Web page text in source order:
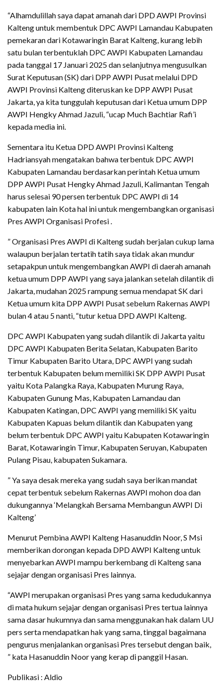
“Alhamdulillah saya dapat amanah dari DPD AWPI Provinsi
Kalteng untuk membentuk DPC AWPI Lamandau Kabupaten
pemekaran dari Kotawaringin Barat Kalteng, kurang lebih
satu bulan terbentuklah DPC AWPI Kabupaten Lamandau
pada tanggal 17 Januari 2025 dan selanjutnya mengusulkan
Surat Keputusan (SK) dari DPP AWPI Pusat melalui DPD
AWPI Provinsi Kalteng diteruskan ke DPP AWPI Pusat
Jakarta, ya kita tunggulah keputusan dari Ketua umum DPP
AWPI Hengky Ahmad Jazuli, “ucap Much Bachtiar Rafi’i
kepada media ini.
Sementara itu Ketua DPD AWPI Provinsi Kalteng
Hadriansyah mengatakan bahwa terbentuk DPC AWPI
Kabupaten Lamandau berdasarkan perintah Ketua umum
DPP AWPI Pusat Hengky Ahmad Jazuli, Kalimantan Tengah
harus selesai 90 persen terbentuk DPC AWPI di 14
kabupaten lain Kota hal ini untuk mengembangkan organisasi
Pres AWPI Organisasi Profesi .
” Organisasi Pres AWPI di Kalteng sudah berjalan cukup lama
walaupun berjalan tertatih tatih saya tidak akan mundur
setapakpun untuk mengembangkan AWPI di daerah amanah
ketua umum DPP AWPI yang saya jalankan setelah dilantik di
Jakarta, mudahan 2025 rampung semua mendapat SK dari
Ketua umum kita DPP AWPI Pusat sebelum Rakernas AWPI
bulan 4 atau 5 nanti, “tutur ketua DPD AWPI Kalteng.
DPC AWPI Kabupaten yang sudah dilantik di Jakarta yaitu
DPC AWPI Kabupaten Berita Selatan, Kabupaten Barito
Timur Kabupaten Barito Utara, DPC AWPI yang sudah
terbentuk Kabupaten belum memiliki SK DPP AWPI Pusat
yaitu Kota Palangka Raya, Kabupaten Murung Raya,
Kabupaten Gunung Mas, Kabupaten Lamandau dan
Kabupaten Katingan, DPC AWPI yang memiliki SK yaitu
Kabupaten Kapuas belum dilantik dan Kabupaten yang
belum terbentuk DPC AWPI yaitu Kabupaten Kotawaringin
Barat, Kotawaringin Timur, Kabupaten Seruyan, Kabupaten
Pulang Pisau, kabupaten Sukamara.
” Ya saya desak mereka yang sudah saya berikan mandat
cepat terbentuk sebelum Rakernas AWPI mohon doa dan
dukungannya ‘Melangkah Bersama Membangun AWPI Di
Kalteng’
Menurut Pembina AWPI Kalteng Hasanuddin Noor, S Msi
memberikan dorongan kepada DPD AWPI Kalteng untuk
menyebarkan AWPI mampu berkembang di Kalteng sana
sejajar dengan organisasi Pres lainnya.
“AWPI merupakan organisasi Pres yang sama kedudukannya
di mata hukum sejajar dengan organisasi Pres tertua lainnya
sama dasar hukumnya dan sama menggunakan hak dalam UU
pers serta mendapatkan hak yang sama, tinggal bagaimana
pengurus menjalankan organisasi Pres tersebut dengan baik,
” kata Hasanuddin Noor yang kerap di panggil Hasan.
Publikasi : Aldio